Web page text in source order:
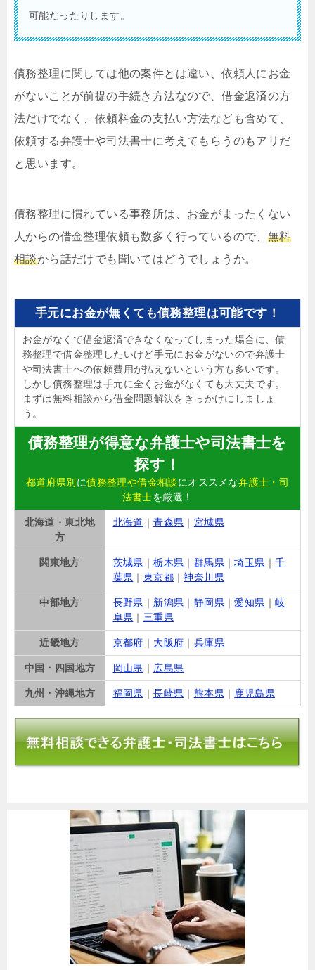
可能だったりします。
債務整理に関しては他の案件とは違い、依頼人にお金
がないことが前提の手続き方法なので、借金返済の方
法だけでなく、依頼料金の支払い方法なども含めて、
依頼する弁護士や司法書士に考えてもらうのもアリだ
と思います。
債務整理に慣れている事務所は、お金がまったくない
人からの借金整理依頼も数多く行っているので、 無料
相談から話だけでも聞いてはどうでしょうか。
手元にお金が無くても債務整理は可能です！
お金がなくて借金返済できなくなってしまった場合に、債
務整理で借金整理したいけど手元にお金がないので弁護士
や司法書士への依頼費用が払えないという方も多いです。
しかし債務整理は手元に全くお金がなくても大丈夫です。
まずは無料相談から借金問題解決をきっかけにしましょ
う。
債務整理が得意な弁護士や司法書士を
探す！
都道府県別に債務整理や借金相談にオススメな弁護士・司
法書士を厳選！
北海道・東北地
方
北海道 ｜青森県 ｜ 宮城県
関東地方 茨城県 ｜栃木県 ｜ 群馬県 ｜埼玉県 ｜ 千
葉県 ｜ 東京都｜神奈川県
中部地方 長野県 ｜ 新潟県 ｜ 静岡県 ｜愛知県 ｜ 岐
阜県 ｜ 三重県
近畿地方 京都府 ｜ 大阪府 ｜ 兵庫県
中国・四国地方 岡山県 ｜ 広島県
九州・沖縄地方 福岡県 ｜長崎県 ｜ 熊本県 ｜ 鹿児島県